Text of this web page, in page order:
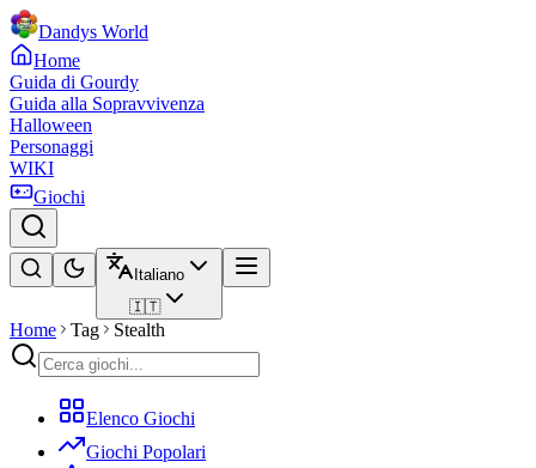
Dandys World
Home
Guida di Gourdy
Guida alla Sopravvivenza
Halloween
Personaggi
WIKI
Giochi
Italiano
🇮🇹
Home Tag Stealth
Elenco Giochi
Giochi Popolari